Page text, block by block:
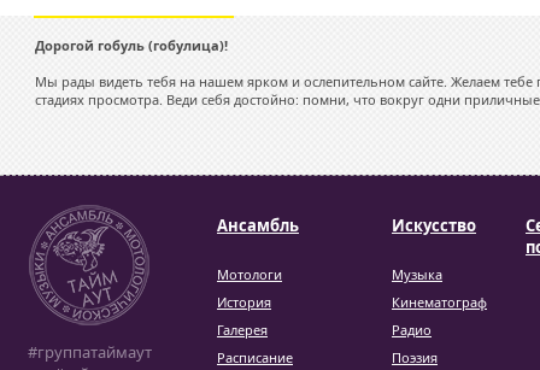
Дорогой гобуль (гобулица)!
Мы рады видеть тебя на нашем ярком и ослепительном сайте. Желаем тебе
стадиях просмотра. Веди себя достойно: помни, что вокруг одни
#группатаймаут
Ансамбль
Мотологи
История
Галерея
Расписание
Искусство
Музыка
Кинематограф
Радио
Поэзия